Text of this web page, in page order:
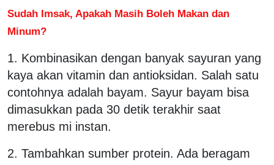
Sudah Imsak, Apakah Masih Boleh Makan dan
Minum?
1. Kombinasikan dengan banyak sayuran yang
kaya akan vitamin dan antioksidan. Salah satu
contohnya adalah bayam. Sayur bayam bisa
dimasukkan pada 30 detik terakhir saat
merebus mi instan.
2. Tambahkan sumber protein. Ada beragam